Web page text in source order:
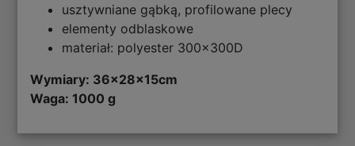
usztywniane gąbką, profilowane plecy
elementy odblaskowe
materiał: polyester 300x300D
Wymiary: 36x28x15cm
Waga: 1000 g